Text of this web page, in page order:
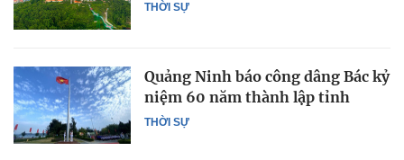
THỜI SỰ
THỜI SỰ
Quảng Ninh báo công dâng Bác kỷ
niệm 60 năm thành lập tỉnh